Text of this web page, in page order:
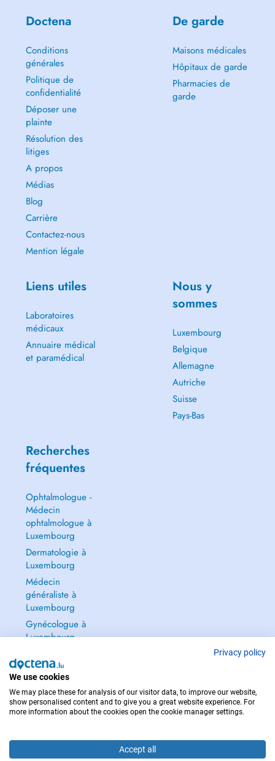
Doctena
Conditions
générales
Politique de
confidentialité
Déposer une
plainte
Résolution des
litiges
A propos
Médias
Blog
Carrière
Contactez-nous
Mention légale
De garde
Maisons médicales
Hôpitaux de garde
Pharmacies de
garde
Liens utiles
Laboratoires
médicaux
Annuaire médical
et paramédical
Nous y
sommes
Luxembourg
Belgique
Allemagne
Autriche
Suisse
Pays-Bas
Recherches
fréquentes
Ophtalmologue -
Médecin
ophtalmologue à
Luxembourg
Dermatologie à
Luxembourg
Médecin
généraliste à
Luxembourg
Gynécologue à
Luxembourg
POUR LES URGENCES, CONSULTEZ : 112
Privacy policy
We use cookies
We may place these for analysis of our visitor data, to improve our website,
show personalised content and to give you a great website experience. For
more information about the cookies open the cookie manager settings.
Accept all